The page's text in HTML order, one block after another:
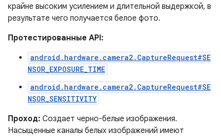
крайне высоким усилением и длительной выдержкой, в
результате чего получается белое фото.
Протестированные API:
android.hardware.camera2.CaptureRequest#SE
NSOR_EXPOSURE_TIME
android.hardware.camera2.CaptureRequest#SE
NSOR_SENSITIVITY
Проход: Создает черно-белые изображения.
Насыщенные каналы белых изображений имеют